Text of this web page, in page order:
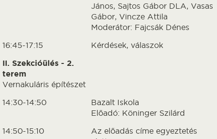
János, Sajtos Gábor DLA, Vasas
Gábor, Vincze Attila
Moderátor: Fajcsák Dénes
16:45-17:15 Kérdések, válaszok
II. Szekcióülés - 2.
terem
Vernakuláris építészet
14:30-14:50
Bazalt Iskola
Előadó: Köninger Szilárd
14:50-15:10
Az előadás címe egyeztetés